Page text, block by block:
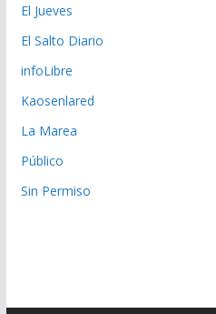
El Jueves
El Salto Diario
infoLibre
Kaosenlared
La Marea
Público
Sin Permiso